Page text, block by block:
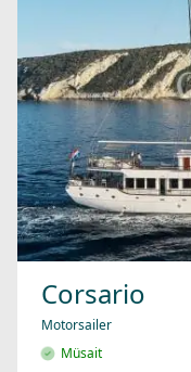
Corsario
Motorsailer
Müsait